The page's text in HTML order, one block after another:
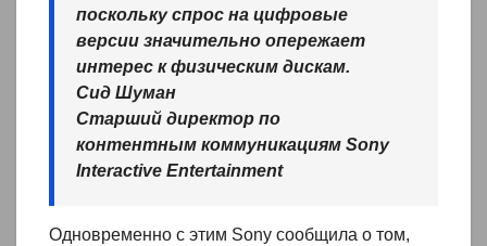
поскольку спрос на цифровые
версии значительно опережает
интерес к физическим дискам.
Сид Шуман
Старший директор по
контентным коммуникациям Sony
Interactive Entertainment
Одновременно с этим Sony сообщила о том,